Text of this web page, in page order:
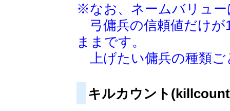
※なお、ネームバリュ
弓傭兵の信頼値だけが
ままです。
上げたい傭兵の種類ご
キルカウント